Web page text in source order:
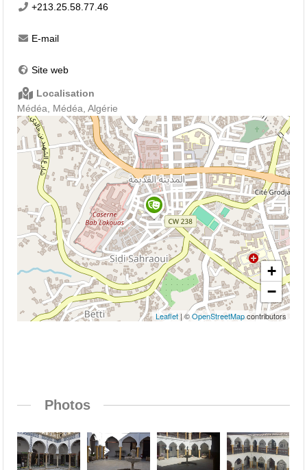
+213.25.58.77.46
E-mail
Site web
Localisation
Médéa, Médéa, Algérie
+
−
Leaflet| ©OpenStreetMapcontributors
Photos